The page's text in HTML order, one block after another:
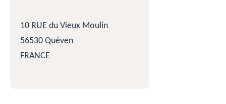
10 RUE du Vieux Moulin
56530 Quéven
FRANCE